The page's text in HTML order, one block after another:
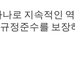
로 지속적인
정준수를 보장